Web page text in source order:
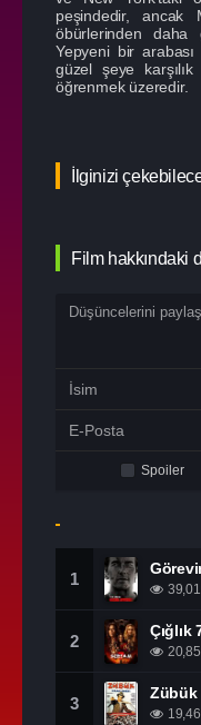
peşindedir, ancak
öbürlerinden
Yepyeni bir
güzel şeye
öğrenmek üzeredir.
İlginizi
Film hakkındaki
Spoiler
1
2
Çığlık
3
Zübük